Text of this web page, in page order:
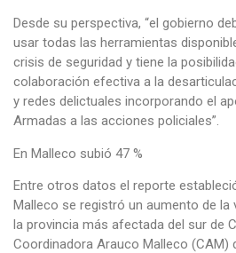
Desde su perspectiva, “el gobierno
usar todas las herramientas
crisis de seguridad y tiene la
colaboración efectiva a la
y redes delictuales incorporando el
Armadas a las acciones policiales”.
En Malleco subió 47 %
Entre otros datos el reporte
Malleco se registró un aumento de la
la provincia más afectada del sur de
Coordinadora Arauco Malleco (CAM)